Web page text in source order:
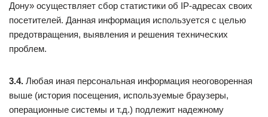
Дону» осуществляет сбор статистики об IP-адресах своих
посетителей. Данная информация используется с целью
предотвращения, выявления и решения технических
проблем.
3.4. Любая иная персональная информация неоговоренная
выше (история посещения, используемые браузеры,
операционные системы и т.д.) подлежит надежному